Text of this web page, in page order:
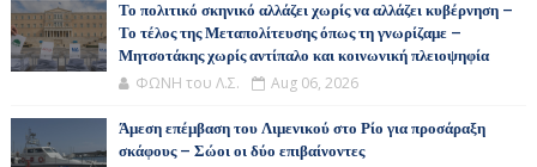
Το πολιτικό σκηνικό αλλάζει χωρίς να αλλάζει κυβέρνηση –
Το τέλος της Μεταπολίτευσης όπως τη γνωρίζαμε –
Μητσοτάκης χωρίς αντίπαλο και κοινωνική πλειοψηφία
ΦΩΝΗ του Λ.Σ. Aug 06, 2026
Άμεση επέμβαση του Λιμενικού στο Ρίο για προσάραξη
σκάφους – Σώοι οι δύο επιβαίνοντες